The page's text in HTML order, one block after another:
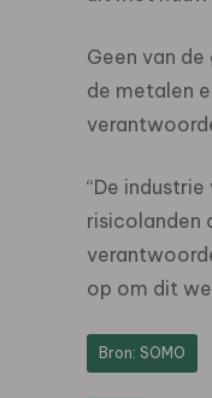
Geen van
de metalen
“De
risicolanden
op om dit
Bron: SOMO